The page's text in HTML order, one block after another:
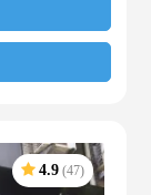
4.9 (47)